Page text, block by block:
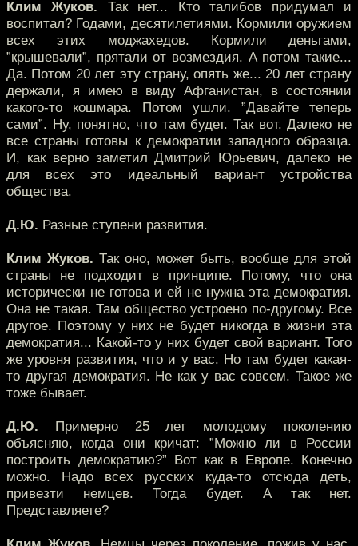
Клим Жуков. Так нет... Кто талибов придумал и
воспитал? Годами, десятилетиями. Кормили оружием
всех этих моджахедов. Кормили деньгами,
”крышевали”, прятали от возмездия. А потом такие...
Да. Потом 20 лет эту страну, опять же... 20 лет страну
держали, я имею в виду Афганистан, в состоянии
какого-то кошмара. Потом ушли. ”Давайте теперь
сами”. Ну, понятно, что там будет. Так вот. Далеко не
все страны готовы к демократии западного образца.
И, как верно заметил Дмитрий Юрьевич, далеко не
для всех это идеальный вариант устройства
общества.
Д.Ю. Разные ступени развития.
Клим Жуков. Так оно, может быть, вообще для этой
страны не подходит в принципе. Потому, что она
исторически не готова и ей не нужна эта демократия.
Она не такая. Там общество устроено по-другому. Все
другое. Поэтому у них не будет никогда в жизни эта
демократия... Какой-то у них будет свой вариант. Того
же уровня развития, что и у вас. Но там будет какая-
то другая демократия. Не как у вас совсем. Такое же
тоже бывает.
Д.Ю. Примерно 25 лет молодому поколению
объясняю, когда они кричат: ”Можно ли в России
построить демократию?” Вот как в Европе. Конечно
можно. Надо всех русских куда-то отсюда деть,
привезти немцев. Тогда будет. А так нет.
Представляете?